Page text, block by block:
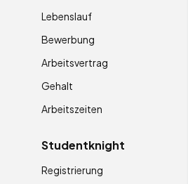
Lebenslauf
Bewerbung
Arbeitsvertrag
Gehalt
Arbeitszeiten
Studentknight
Registrierung